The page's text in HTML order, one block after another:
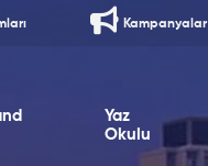
Kampanyalar
Yaz
Okulu